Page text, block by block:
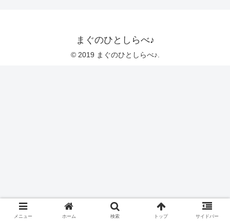
まぐのひとしらべ♪
© 2019 まぐのひとしらべ♪.
メニュー ホーム 検索 トップ サイドバー